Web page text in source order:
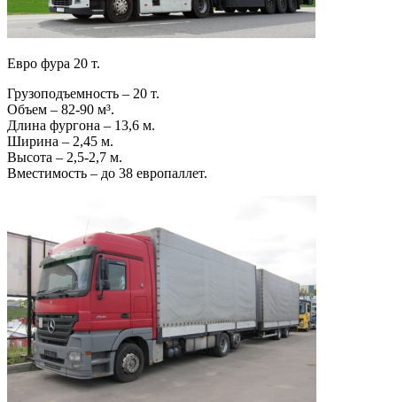
Евро фура 20 т.
Грузоподъемность – 20 т.
Объем – 82-90 м³.
Длина фургона – 13,6 м.
Ширина – 2,45 м.
Высота – 2,5-2,7 м.
Вместимость – до 38 европаллет.